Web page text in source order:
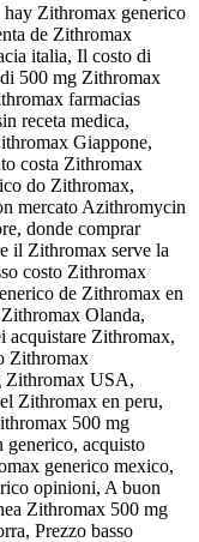
Zithromax generico
de Zithromax
italia, Il costo di
500 mg Zithromax
farmacias
receta medica,
Giappone,
costa Zithromax
do Zithromax,
mercato Azithromycin
donde comprar
il Zithromax serve la
costo Zithromax
de Zithromax en
Olanda,
acquistare Zithromax,
Zithromax
Zithromax USA,
Zithromax en peru,
500 mg
acquisto
generico mexico,
opinioni, A buon
Zithromax 500 mg
Prezzo basso